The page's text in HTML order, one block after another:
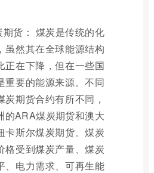
期货： 煤炭是传统的化
虽然其在全球能源结构
正在下降，但在一些国
重要的能源来源。不同
炭期货合约有所不同，
的ARA煤炭期货和澳大
卡斯尔煤炭期货。煤炭
格受到煤炭产量、煤炭
、电力需求、可再生能